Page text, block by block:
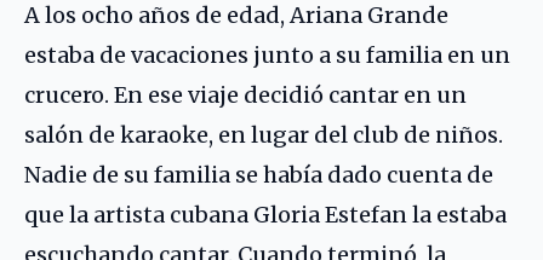
A los ocho años de edad, Ariana Grande
estaba de vacaciones junto a su familia en un
crucero. En ese viaje decidió cantar en un
salón de karaoke, en lugar del club de niños.
Nadie de su familia se había dado cuenta de
que la artista cubana Gloria Estefanla estaba